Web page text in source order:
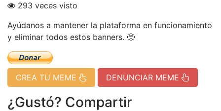
293 veces visto
Ayúdanos a mantener la plataforma en funcionamiento
y eliminar todos estos banners. 🥺
CREA TU MEME DENUNCIAR MEME
¿Gustó? Compartir